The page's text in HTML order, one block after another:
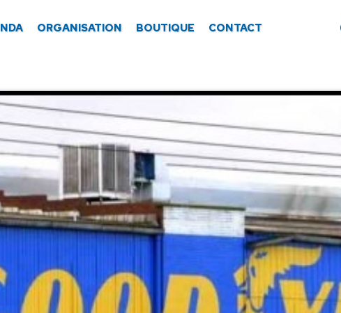
NDA ORGANISATION BOUTIQUE CONTACT